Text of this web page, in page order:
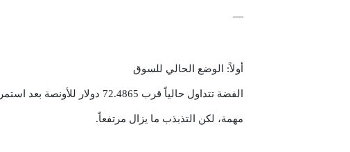
—
أولاً: الوضع الحالي للسوق
الفضة تتداول حالياً قرب
مهمة، لكن التذبذب ما يزال مرتفعاً.